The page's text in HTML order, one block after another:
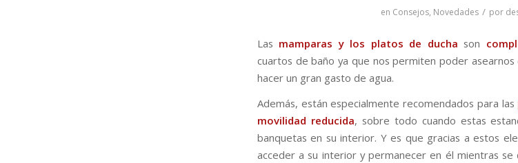
en Consejos, Novedades / por
Las mamparas y los platos de ducha son
cuartos de baño ya que nos permiten poder
hacer un gran gasto de agua.
Además, están especialmente recomendados para las
movilidad reducida, sobre todo cuando estas
banquetas en su interior. Y es que gracias a estos
acceder a su interior y permanecer en él mientras se